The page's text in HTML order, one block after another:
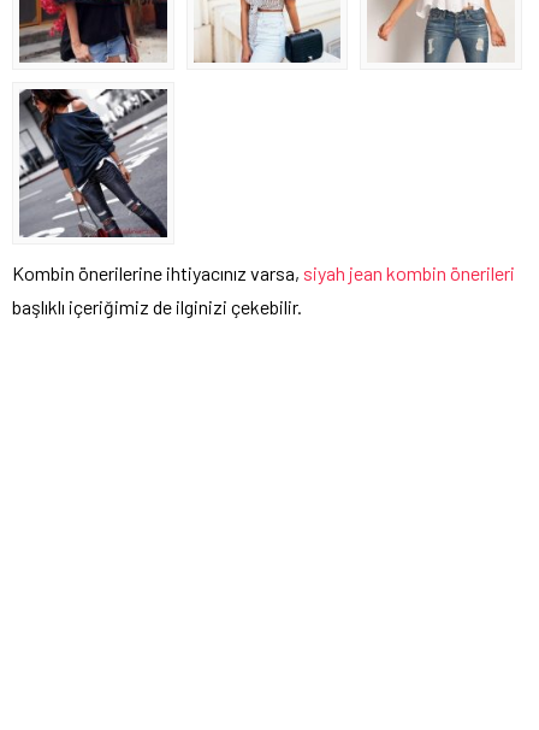
Kombin önerilerine ihtiyacınız varsa, siyah jean kombin önerileri
başlıklı içeriğimiz de ilginizi çekebilir.